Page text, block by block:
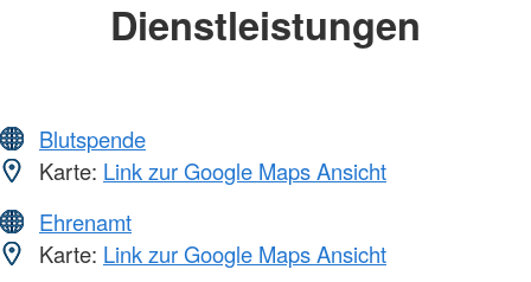
Dienstleistungen
Blutspende
Karte: Link zur Google Maps Ansicht
Ehrenamt
Karte: Link zur Google Maps Ansicht